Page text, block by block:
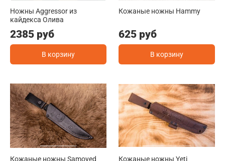
Ножны Aggressor из
кайдекса Олива
2385 руб
В корзину
Кожаные ножны Hammy
625 руб
В корзину
Кожаные ножны Samoyed Кожаные ножны Yeti